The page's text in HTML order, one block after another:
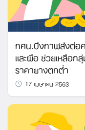
กศน.บึงกาฬส่งต่อ
และผือ ช่วยเหลือ
ราคายางตกต่ำ
17 เมษายน 2563